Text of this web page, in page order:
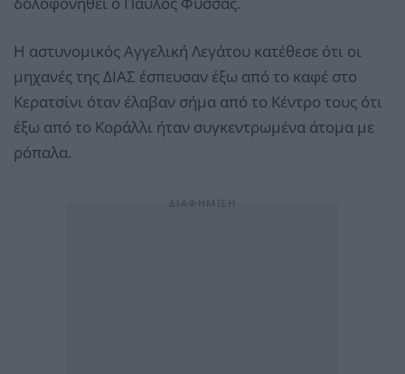
Η αστυνομικός Αγγελική Λεγάτου κατέθεσε ότι οι
μηχανές της ΔΙΑΣ έσπευσαν έξω από το καφέ στο
Κερατσίνι όταν έλαβαν σήμα από το Κέντρο τους ότι
έξω από το Κοράλλι ήταν συγκεντρωμένα άτομα με
ρόπαλα.